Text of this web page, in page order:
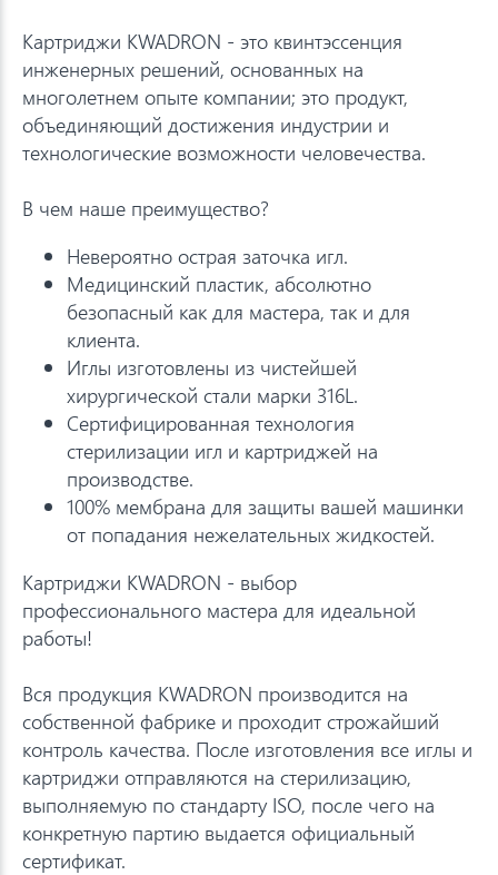
Картриджи KWADRON - это квинтэссенция
инженерных решений, основанных на
многолетнем опыте компании; это продукт,
объединяющий достижения индустрии и
технологические возможности человечества.
В чем наше преимущество?
Невероятно острая заточка игл.
Медицинский пластик, абсолютно
безопасный как для мастера, так и для
клиента.
Иглы изготовлены из чистейшей
хирургической стали марки 316L.
Сертифицированная технология
стерилизации игл и картриджей на
производстве.
100% мембрана для защиты вашей машинки
от попадания нежелательных жидкостей.
Картриджи KWADRON - выбор
профессионального мастера для идеальной
работы!
Вся продукция KWADRON производится на
собственной фабрике и проходит строжайший
контроль качества. После изготовления все иглы и
картриджи отправляются на стерилизацию,
выполняемую по стандарту ISO, после чего на
конкретную партию выдается официальный
сертификат.